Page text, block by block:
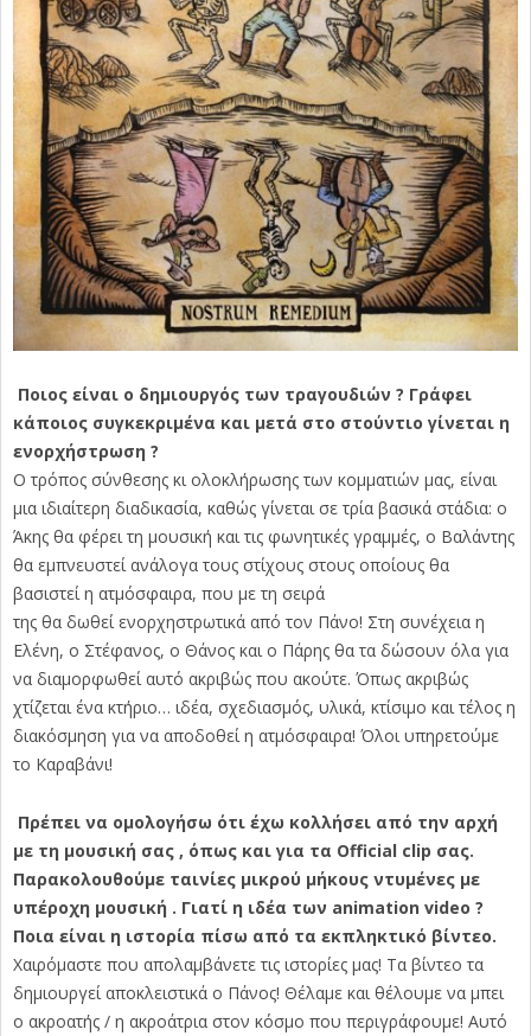
Ποιος είναι ο δημιουργός των τραγουδιών ? Γράφει
κάποιος συγκεκριμένα και μετά στο στούντιο γίνεται η
ενορχήστρωση ?
O τρόπος σύνθεσης κι ολοκλήρωσης των κομματιών μας, είναι
μια ιδιαίτερη διαδικασία, καθώς γίνεται σε τρία βασικά στάδια: ο
Άκης θα φέρει τη μουσική και τις φωνητικές γραμμές, ο Βαλάντης
θα εμπνευστεί ανάλογα τους στίχους στους οποίους θα
βασιστεί η ατμόσφαιρα, που με τη σειρά
της θα δωθεί ενορχηστρωτικά από τον Πάνο! Στη συνέχεια η
Ελένη, ο Στέφανος, ο Θάνος και ο Πάρης θα τα δώσουν όλα για
να διαμορφωθεί αυτό ακριβώς που ακούτε. Όπως ακριβώς
χτίζεται ένα κτήριο… ιδέα, σχεδιασμός, υλικά, κτίσιμο και τέλος η
διακόσμηση για να αποδοθεί η ατμόσφαιρα! Όλοι υπηρετούμε
το Καραβάνι!
Πρέπει να ομολογήσω ότι έχω κολλήσει από την αρχή
με τη μουσική σας , όπως και για τα Official clip σας.
Παρακολουθούμε ταινίες μικρού μήκους ντυμένες με
υπέροχη μουσική . Γιατί η ιδέα των animation video ?
Ποια είναι η ιστορία πίσω από τα εκπληκτικό βίντεο.
Χαιρόμαστε που απολαμβάνετε τις ιστορίες μας! Τα βίντεο τα
δημιουργεί αποκλειστικά ο Πάνος! Θέλαμε και θέλουμε να μπει
ο ακροατής / η ακροάτρια στον κόσμο που περιγράφουμε! Αυτό